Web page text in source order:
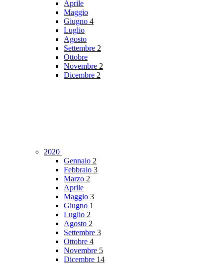
Aprile
Maggio
Giugno 4
Luglio
Agosto
Settembre 2
Ottobre
Novembre 2
Dicembre 2
2020
Gennaio 2
Febbraio 3
Marzo 2
Aprile
Maggio 3
Giugno 1
Luglio 2
Agosto 2
Settembre 3
Ottobre 4
Novembre 5
Dicembre 14